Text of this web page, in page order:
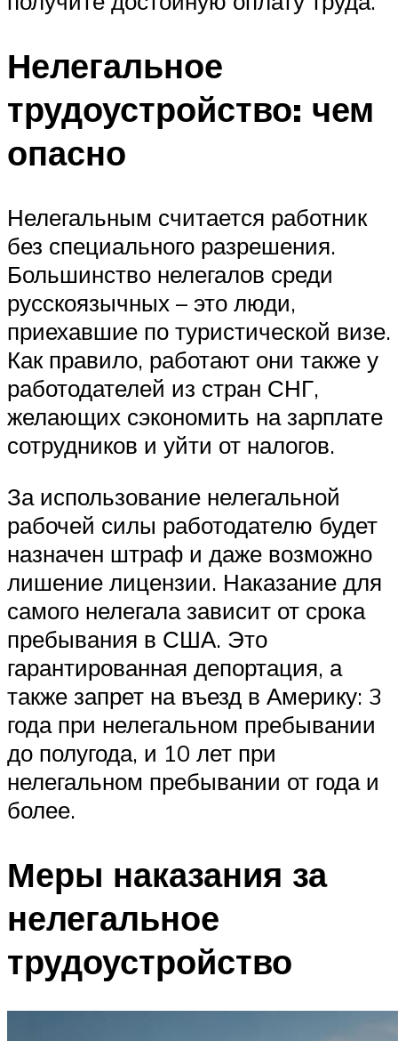
Нелегальное
трудоустройство: чем
опасно
Нелегальным считается работник
без специального разрешения.
Большинство нелегалов среди
русскоязычных – это люди,
приехавшие по туристической визе.
Как правило, работают они также у
работодателей из стран СНГ,
желающих сэкономить на зарплате
сотрудников и уйти от налогов.
За использование нелегальной
рабочей силы работодателю будет
назначен штраф и даже возможно
лишение лицензии. Наказание для
самого нелегала зависит от срока
пребывания в США. Это
гарантированная депортация, а
также запрет на въезд в Америку: 3
года при нелегальном пребывании
до полугода, и 10 лет при
нелегальном пребывании от года и
более.
Меры наказания за
нелегальное
трудоустройство